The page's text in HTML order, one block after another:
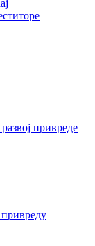
привреде
привреду